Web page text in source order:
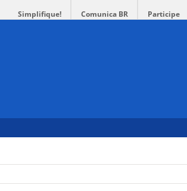
Simplifique! Comunica BR Participe